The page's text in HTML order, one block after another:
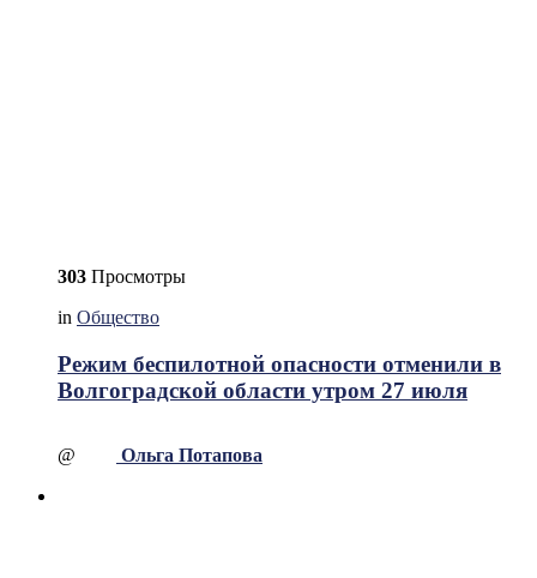
303 Просмотры
in Общество
Режим беспилотной опасности отменили в
Волгоградской области утром 27 июля
@ Ольга Потапова